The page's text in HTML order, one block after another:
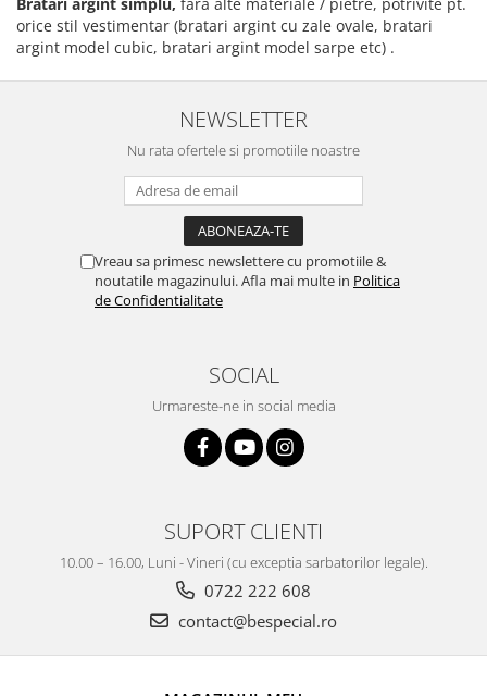
orice stil vestimentar (bratari argint cu zale ovale, bratari
argint model cubic, bratari argint model sarpe etc) .
NEWSLETTER
Nu rata ofertele si promotiile noastre
Vreau sa primesc newslettere cu promotiile &
noutatile magazinului. Afla mai multe in Politica
de Confidentialitate
SOCIAL
Urmareste-ne in social media
SUPORT CLIENTI
10.00 – 16.00, Luni - Vineri (cu exceptia sarbatorilor legale).
0722 222 608
contact@bespecial.ro